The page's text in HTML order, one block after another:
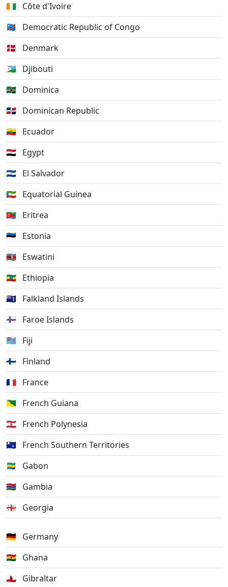
🇨🇮 Côte d'Ivoire
🇨🇩
Democratic Republic of Congo
🇩🇰
Denmark
🇩🇯 Djibouti
🇩🇲 Dominica
🇩🇴 Dominican Republic
🇪🇨 Ecuador
🇪🇬 Egypt
🇸🇻 El Salvador
🇬🇶 Equatorial Guinea
🇪🇷 Eritrea
🇪🇪 Estonia
🇸🇿 Eswatini
🇪🇹 Ethiopia
🇫🇰 Falkland Islands
🇫🇴 Faroe Islands
🇫🇯 Fiji
🇫🇮 Finland
🇫🇷 France
🇬🇫 French Guiana
🇵🇫 French Polynesia
🇹🇫 French Southern Territories
🇬🇦
Gabon
🇬🇲 Gambia
🇬🇪 Georgia
🇩🇪 Germany
🇬🇭 Ghana
🇬🇮 Gibraltar